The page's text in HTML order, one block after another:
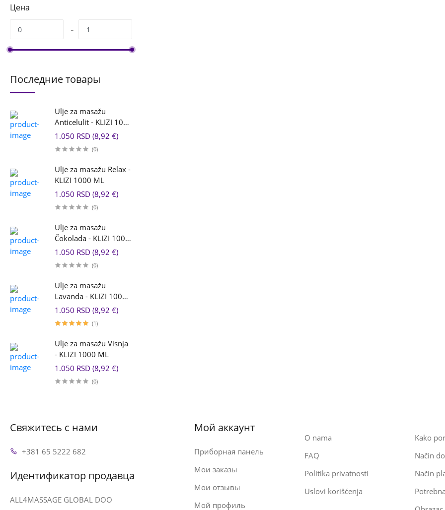
Цена
Последние товары
Ulje za masažu
Anticelulit - KLIZI 1000
ML
1.050 RSD (8,92 €)
(0)
Ulje za masažu Relax -
KLIZI 1000 ML
1.050 RSD (8,92 €)
(0)
Ulje za masažu
Čokolada - KLIZI 1000
ML
1.050 RSD (8,92 €)
(0)
Ulje za masažu
Lavanda - KLIZI 1000
ML
1.050 RSD (8,92 €)
(1)
Ulje za masažu Visnja
- KLIZI 1000 ML
1.050 RSD (8,92 €)
(0)
Свяжитесь с нами
+381 65 5222 682
Идентификатор продавца
ALL4MASSAGE GLOBAL DOO
Мой аккаунт
Приборная панель
Мои заказы
Мои отзывы
Мой профиль
O nama
FAQ
Politika privatnosti
Uslovi korišćenja
Kako
Način
Način